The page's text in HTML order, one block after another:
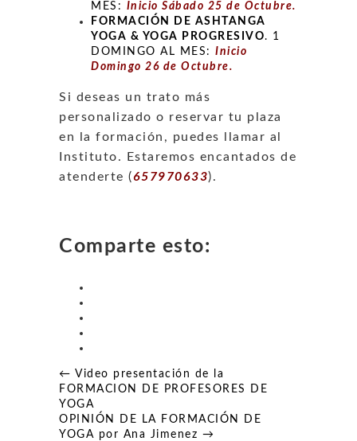
MES: Inicio Sábado 25 de Octubre.
FORMACIÓN DE ASHTANGA
YOGA & YOGA PROGRESIVO. 1
DOMINGO AL MES: Inicio
Domingo 26 de Octubre.
Si deseas un trato más
personalizado o reservar tu plaza
en la formación, puedes llamar al
Instituto. Estaremos encantados de
atenderte (657970633).
Comparte esto:
Navegación
de
entradas
← Video presentación de la
FORMACION DE PROFESORES DE
YOGA
OPINIÓN DE LA FORMACIÓN DE
YOGA por Ana Jimenez →